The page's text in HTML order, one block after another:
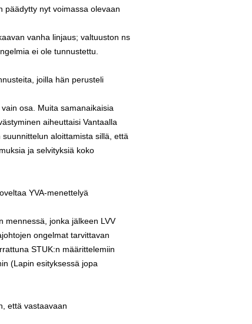
päädytty nyt voimassa olevaan
vanha linjaus; valtuuston ns
ei ole tunnustettu.
joilla hän perusteli
osa. Muita samanaikaisia
aiheuttaisi Vantaalla
aloittamista sillä, että
ja selvityksiä koko
YVA-menettelyä
mennessä, jonka jälkeen LVV
ongelmat tarvittavan
STUK:n määrittelemiin
(Lapin esityksessä jopa
että vastaavaan